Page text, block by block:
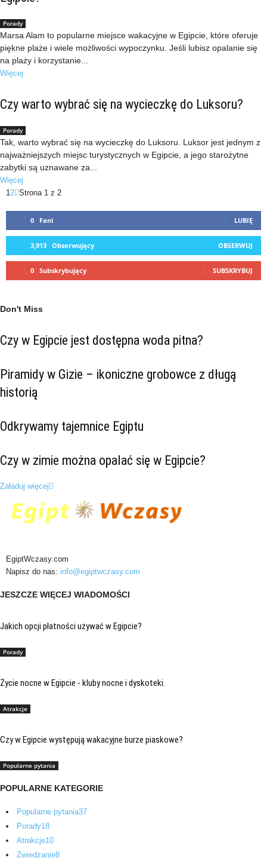
Porady
Marsa Alam to popularne miejsce wakacyjne w Egipcie, które oferuje
piękne plaże i wiele możliwości wypoczynku. Jeśli lubisz opalanie się
na plaży i korzystanie...
Więcej
Czy warto wybrać się na wycieczkę do Luksoru?
Porady
Tak, warto wybrać się na wycieczkę do Luksoru. Luksor jest jednym z
najważniejszych miejsc turystycznych w Egipcie, a jego starożytne
zabytki są uznawane za...
Więcej
12 Strona 1 z 2
0 Fani LUBIĘ
3,913 Obserwujący OBSERWUJ
0 Subskrybujący SUBSKRYBUJ
Don't Miss
Czy w Egipcie jest dostępna woda pitna?
Piramidy w Gizie – ikoniczne grobowce z długą
historią
Odkrywamy tajemnice Egiptu
Czy w zimie można opalać się w Egipcie?
Załaduj więcej
EgiptWczasy.com
Napisz do nas: info@egiptwczasy.com
JESZCZE WIĘCEJ WIADOMOŚCI
Jakich opcji płatności używać w Egipcie?
Porady
Życie nocne w Egipcie - kluby nocne i dyskoteki.
Atrakcje
Czy w Egipcie występują wakacyjne burze piaskowe?
Popularne pytania
POPULARNE KATEGORIE
Popularne pytania37
Porady18
Atrakcje10
Zwiedzanie8